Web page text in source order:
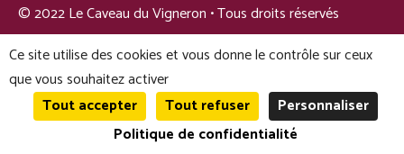
© 2022 Le Caveau du Vigneron • Tous droits réservés
© Le Caveau du Vigneron 2026 0
Ce site utilise des cookies et vous donne le contrôle sur ceux
que vous souhaitez activer
Tout accepter
Tout refuser
Personnaliser
Politique de confidentialité